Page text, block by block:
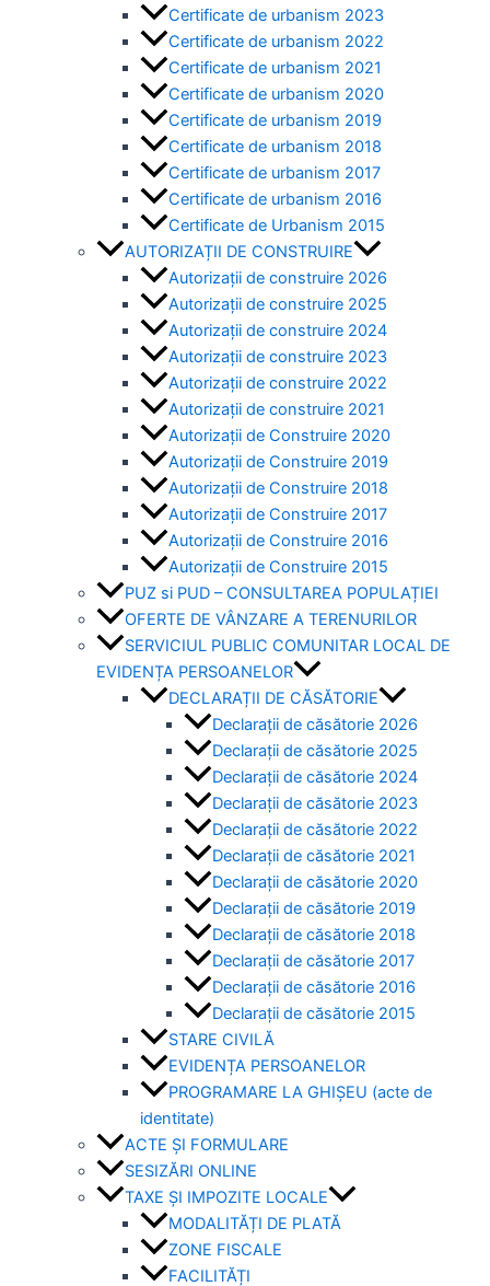
Certificate de urbanism 2023
Certificate de urbanism 2022
Certificate de urbanism 2021
Certificate de urbanism 2020
Certificate de urbanism 2019
Certificate de urbanism 2018
Certificate de urbanism 2017
Certificate de urbanism 2016
Certificate de Urbanism 2015
AUTORIZAȚII DE CONSTRUIRE
Autorizații de construire 2026
Autorizații de construire 2025
Autorizații de construire 2024
Autorizații de construire 2023
Autorizații de construire 2022
Autorizații de construire 2021
Autorizații de Construire 2020
Autorizații de Construire 2019
Autorizaţii de Construire 2018
Autorizaţii de Construire 2017
Autorizaţii de Construire 2016
Autorizaţii de Construire 2015
PUZ si PUD – CONSULTAREA POPULAȚIEI
OFERTE DE VÂNZARE A TERENURILOR
SERVICIUL PUBLIC COMUNITAR LOCAL DE
EVIDENȚA PERSOANELOR
DECLARAȚII DE CĂSĂTORIE
Declarații de căsătorie 2026
Declarații de căsătorie 2025
Declarații de căsătorie 2024
Declarații de căsătorie 2023
Declarații de căsătorie 2022
Declarații de căsătorie 2021
Declarații de căsătorie 2020
Declarații de căsătorie 2019
Declarații de căsătorie 2018
Declarații de căsătorie 2017
Declarații de căsătorie 2016
Declarații de căsătorie 2015
STARE CIVILĂ
EVIDENȚA PERSOANELOR
PROGRAMARE LA GHIȘEU (acte de
identitate)
ACTE ȘI FORMULARE
SESIZĂRI ONLINE
TAXE ȘI IMPOZITE LOCALE
MODALITĂȚI DE PLATĂ
ZONE FISCALE
FACILITĂȚI